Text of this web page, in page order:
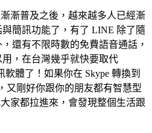
漸普及之後，越來越多人已經漸
簡訊功能了，有了 LINE 除了隨
還有不限時數的免費語音通話，
，在台灣幾乎就快要取代
軟體了！如果你在 Skype 轉換到
又剛好你跟你的朋友都有智慧型
家都拉進來，會發現整個生活跟